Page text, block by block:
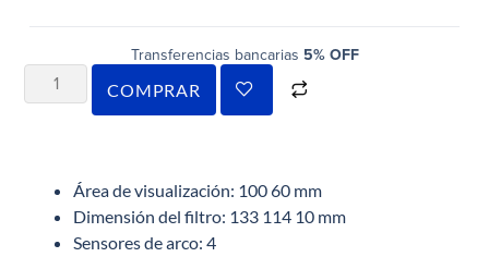
Transferencias bancarias 5% OFF
COMPRAR
Área de visualización: 100 60 mm
Dimensión del filtro: 133 114 10 mm
Sensores de arco: 4